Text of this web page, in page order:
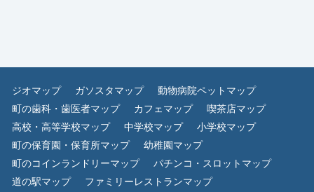
ジオマップ ガソスタマップ
動物病院ペットマップ
町の歯科・歯医者マップ
カフェマップ
喫茶店マップ
高校・高等学校マップ
中学校マップ
小学校マップ
町の保育園・保育所マップ
幼稚園マップ
町のコインランドリーマップ
パチンコ・スロットマップ
道の駅マップ
ファミリーレストランマップ